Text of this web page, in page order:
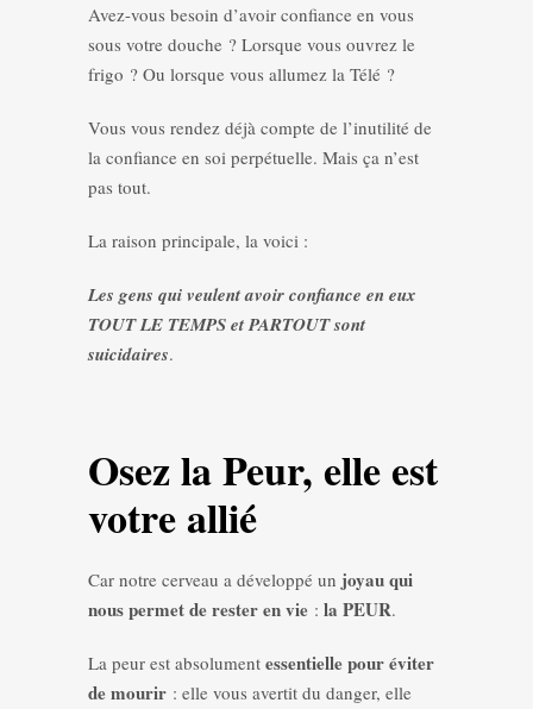
Avez-vous besoin d’avoir confiance en vous
sous votre douche ? Lorsque vous ouvrez le
frigo ? Ou lorsque vous allumez la Télé ?
Vous vous rendez déjà compte de l’inutilité de
la confiance en soi perpétuelle. Mais ça n’est
pas tout.
La raison principale, la voici :
Les gens qui veulent avoir confiance en eux
TOUT LE TEMPS et PARTOUT sont
suicidaires.
Osez la Peur, elle est
votre allié
Car notre cerveau a développé un joyau qui
nous permet de rester en vie : la PEUR.
La peur est absolument essentielle pour éviter
de mourir : elle vous avertit du danger, elle